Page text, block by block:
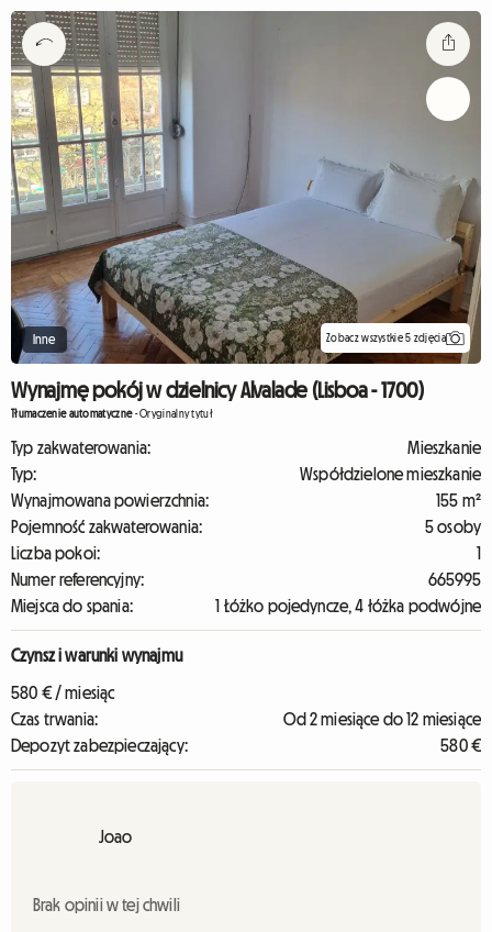
Inne Zobacz wszystkie 5 zdjęcia
Wynajmę pokój w dzielnicy Alvalade (Lisboa - 1700)
Tłumaczenie automatyczne-Oryginalny tytuł
Typ zakwaterowania:
Mieszkanie
Typ:
Współdzielone mieszkanie
Wynajmowana powierzchnia:
155 m²
Pojemność zakwaterowania:
5 osoby
Liczba pokoi:
1
Numer referencyjny:
665995
Miejsca do spania:
1 Łóżko pojedyncze, 4 łóżka podwójne
Czynsz i warunki wynajmu
580 € / miesiąc
Czas trwania:
Od 2 miesiące do 12 miesiące
Depozyt zabezpieczający:
580 €
Joao
Brak opinii w tej chwili